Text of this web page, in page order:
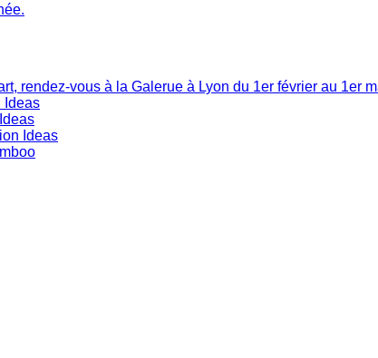
rendez-vous à la Galerue à Lyon du 1er février au 1er
Ideas
Ideas